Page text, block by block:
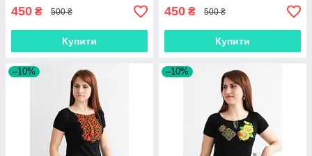
450 ₴ 500 ₴
Купити
450 ₴ 500 ₴
Купити
–10% –10%